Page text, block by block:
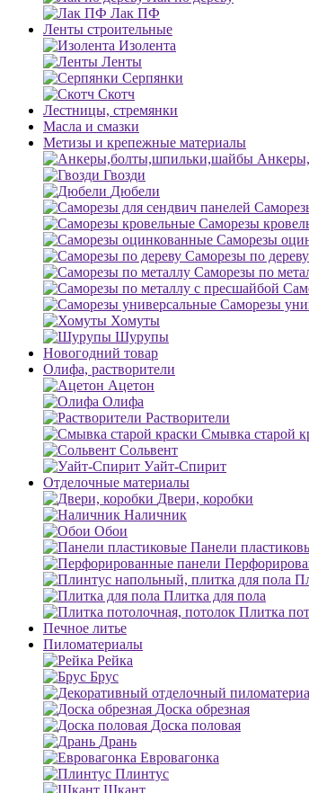
Лак ПФ
Ленты строительные
Изолента
Ленты
Серпянки
Скотч
Лестницы, стремянки
Масла и смазки
Метизы и крепежные материалы
Гвозди
Дюбели
Саморезы
Саморезы
Саморезы по дереву
Саморезы по
Саморезы
Хомуты
Шурупы
Новогодний товар
Олифа, растворители
Ацетон
Олифа
Растворители
Смывка старой
Сольвент
Уайт-Спирит
Отделочные материалы
Двери, коробки
Наличник
Обои
Панели
Плитка для пола
Плитка
Печное литье
Пиломатериалы
Рейка
Брус
Доска обрезная
Доска половая
Дрань
Евровагонка
Плинтус
Шкант